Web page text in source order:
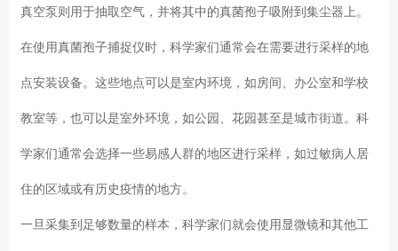
真空泵则用于抽取空气，并将其中的真菌孢子吸附到集尘器上。
在使用真菌孢子捕捉仪时，科学家们通常会在需要进行采样的地
点安装设备。这些地点可以是室内环境，如房间、办公室和学校
教室等，也可以是室外环境，如公园、花园甚至是城市街道。科
学家们通常会选择一些易感人群的地区进行采样，如过敏病人居
住的区域或有历史疫情的地方。
一旦采集到足够数量的样本，科学家们就会使用显微镜和其他工